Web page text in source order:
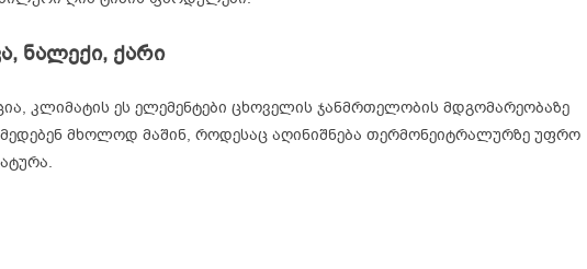
ნალექი, ქარი
კლიმატის ეს ელემენტები ცხოველის ჯანმრთელობის მდგომარეობაზე
მხოლოდ მაშინ, როდესაც აღინიშნება თერმონეიტრალურზე უფრო